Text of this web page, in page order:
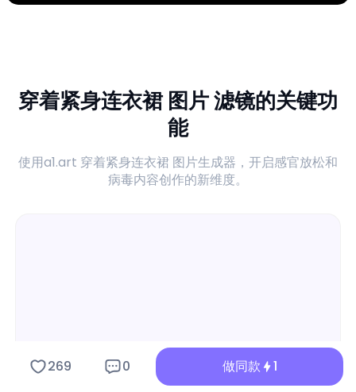
穿着紧身连衣裙 图片 滤镜的关键功
能
使用a1.art 穿着紧身连衣裙 图片生成器，开启感官放松和
病毒内容创作的新维度。
269 0 做同款 1